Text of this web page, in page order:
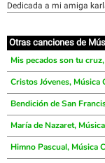
Dedicada a mi amiga
Otras canciones de
Mis pecados son tu
Cristos Jóvenes, Música
Bendición de San
María de Nazaret,
Himno Pascual, Música